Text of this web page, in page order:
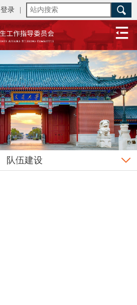
登录
队伍建设